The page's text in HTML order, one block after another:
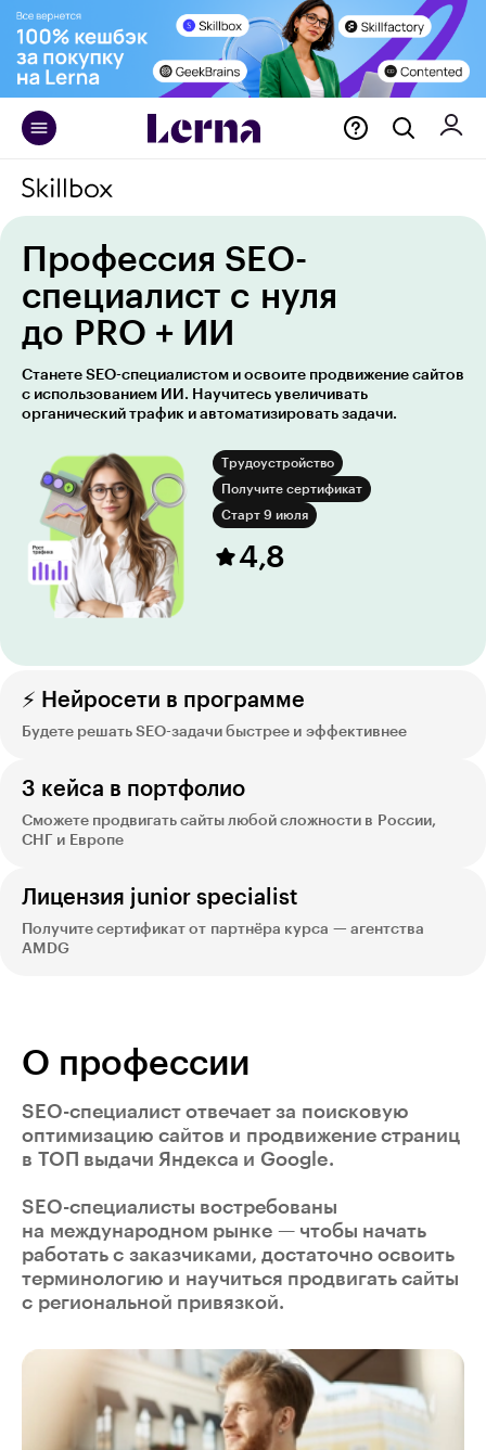
Профессия SEO-
специалист c нуля
до PRO + ИИ
Станете SEO-специалистом и освоите продвижение сайтов
с использованием ИИ. Научитесь увеличивать
органический трафик и автоматизировать задачи.
Трудоустройство
Получите сертификат
Старт 9 июля
4,8
⚡ Нейросети в программе
Будете решать SEO-задачи быстрее и эффективнее
3 кейса в портфолио
Сможете продвигать сайты любой сложности в России,
СНГ и Европе
Лицензия junior specialist
Получите сертификат от партнёра курса — агентства
AMDG
О профессии
SEO-специалист отвечает за поисковую
оптимизацию сайтов и продвижение страниц
в ТОП выдачи Яндекса и Google.
SEO-специалисты востребованы
на международном рынке — чтобы начать
работать с заказчиками, достаточно освоить
терминологию и научиться продвигать сайты
с региональной привязкой.